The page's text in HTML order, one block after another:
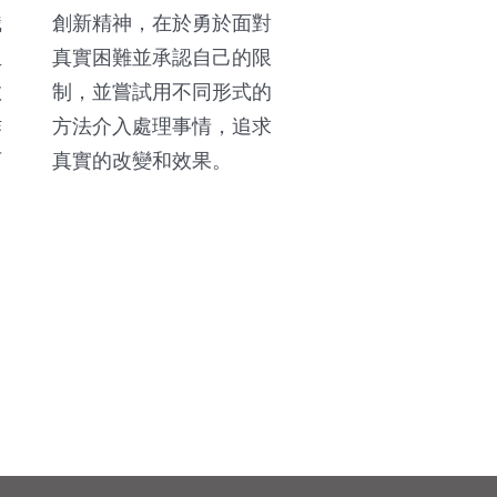
創新精神，在於勇於面對
真實困難並承認自己的限
制，並嘗試用不同形式的
方法介入處理事情，追求
真實的改變和效果。